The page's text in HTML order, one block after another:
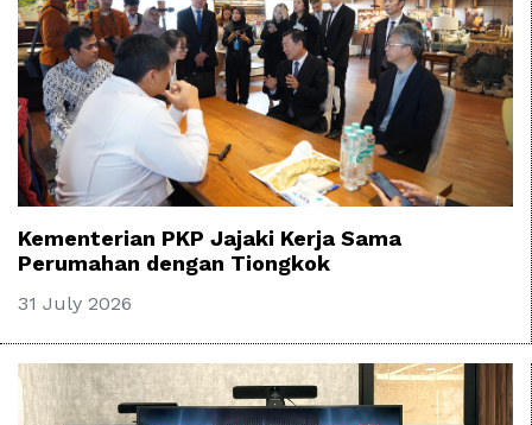
Kementerian PKP Jajaki Kerja Sama
Perumahan dengan Tiongkok
31 July 2026